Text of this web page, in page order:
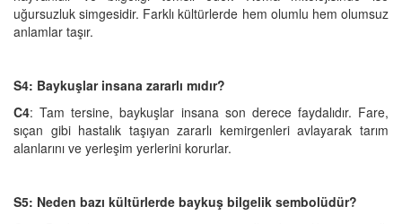
uğursuzluk simgesidir. Farklı kültürlerde hem olumlu hem olumsuz
anlamlar taşır.
S4: Baykuşlar insana zararlı mıdır?
C4: Tam tersine, baykuşlar insana son derece faydalıdır. Fare,
sıçan gibi hastalık taşıyan zararlı kemirgenleri avlayarak tarım
alanlarını ve yerleşim yerlerini korurlar.
S5: Neden bazı kültürlerde baykuş bilgelik sembolüdür?